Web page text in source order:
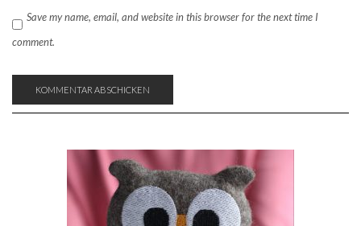
Save my name, email, and website in this browser for the next time I
comment.